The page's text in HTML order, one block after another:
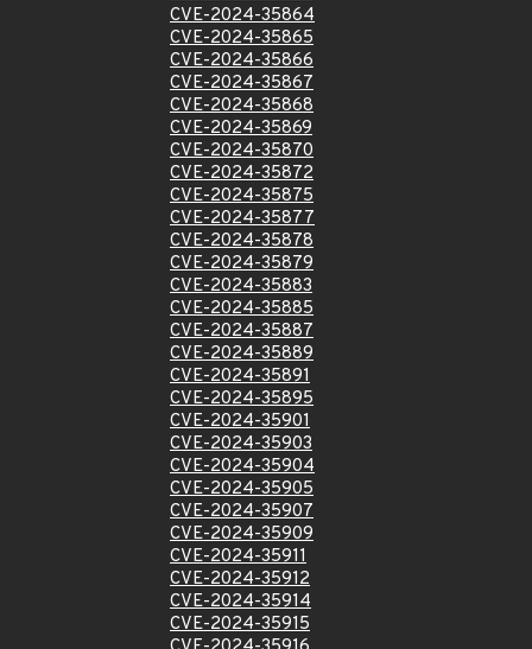
CVE-2024-35864
CVE-2024-35865
CVE-2024-35866
CVE-2024-35867
CVE-2024-35868
CVE-2024-35869
CVE-2024-35870
CVE-2024-35872
CVE-2024-35875
CVE-2024-35877
CVE-2024-35878
CVE-2024-35879
CVE-2024-35883
CVE-2024-35885
CVE-2024-35887
CVE-2024-35889
CVE-2024-35891
CVE-2024-35895
CVE-2024-35901
CVE-2024-35903
CVE-2024-35904
CVE-2024-35905
CVE-2024-35907
CVE-2024-35909
CVE-2024-35911
CVE-2024-35912
CVE-2024-35914
CVE-2024-35915